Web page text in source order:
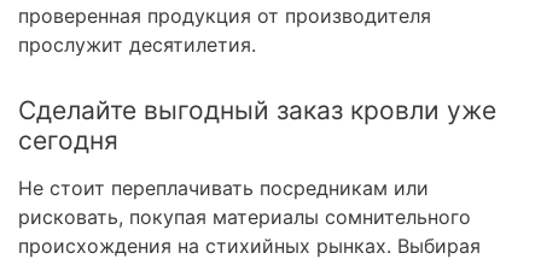
проверенная продукция от производителя
прослужит десятилетия.
Сделайте выгодный заказ кровли уже
сегодня
Не стоит переплачивать посредникам или
рисковать, покупая материалы сомнительного
происхождения на стихийных рынках. Выбирая